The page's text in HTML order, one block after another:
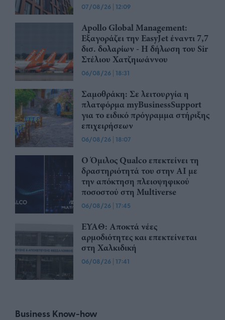
07/08/26 | 12:09
Apollo Global Management:
Εξαγοράζει την EasyJet έναντι 7,7
δισ. δολαρίων - Η δήλωση του Sir
Στέλιου Χατζηιωάννου
06/08/26 | 18:31
Σαμοθράκη: Σε λειτουργία η
πλατφόρμα myBusinessSupport
για το ειδικό πρόγραμμα στήριξης
επιχειρήσεων
06/08/26 | 18:07
Ο Όμιλος Qualco επεκτείνει τη
δραστηριότητά του στην ΑΙ με
την απόκτηση πλειοψηφικού
ποσοστού στη Multiverse
06/08/26 | 17:45
ΕΥΑΘ: Αποκτά νέες
αρμοδιότητες και επεκτείνεται
στη Χαλκιδική
06/08/26 | 17:41
Business Know-how